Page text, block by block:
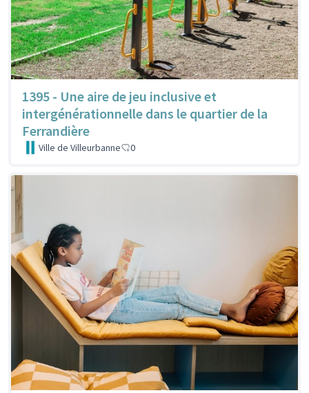
1395 - Une aire de jeu inclusive et
intergénérationnelle dans le quartier de la
Ferrandière
Ville de Villeurbanne 0